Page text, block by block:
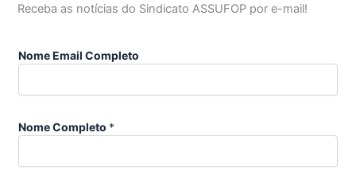
Receba as notícias do Sindicato ASSUFOP por e-mail!
Nome Email Completo
Nome Completo *